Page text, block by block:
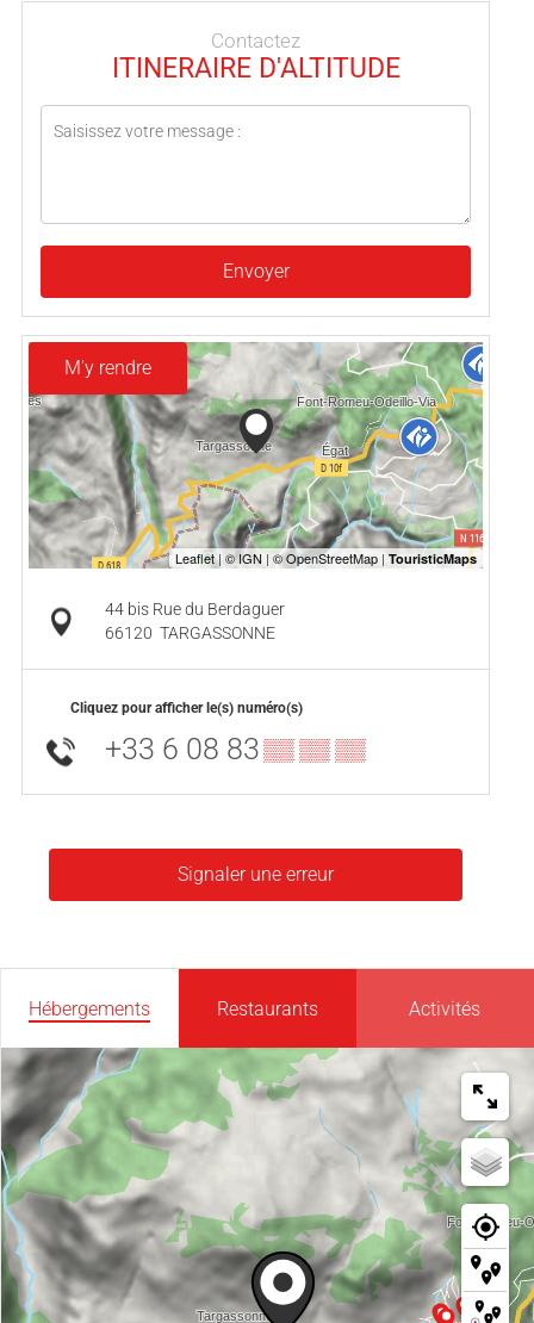
Contactez
ITINERAIRE D'ALTITUDE
Envoyer
M'y rendre
44 bis Rue du Berdaguer
66120 TARGASSONNE
Cliquez pour afficher le(s) numéro(s)
+33 6 08 83▒▒ ▒▒ ▒▒
Signaler une erreur
Hébergements Restaurants Activités